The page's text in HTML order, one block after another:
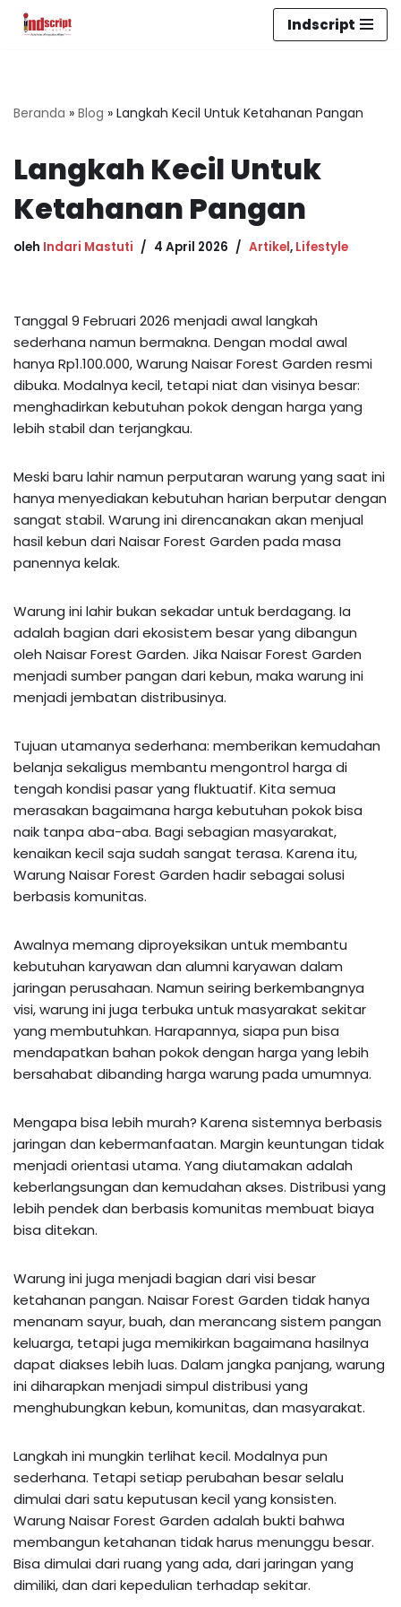
Indscript
Beranda » Blog » Langkah Kecil Untuk Ketahanan Pangan
Langkah Kecil Untuk
Ketahanan Pangan
oleh Indari Mastuti 4 April 2026 Artikel, Lifestyle
Tanggal 9 Februari 2026 menjadi awal langkah
sederhana namun bermakna. Dengan modal awal
hanya Rp1.100.000, Warung Naisar Forest Garden resmi
dibuka. Modalnya kecil, tetapi niat dan visinya besar:
menghadirkan kebutuhan pokok dengan harga yang
lebih stabil dan terjangkau.
Meski baru lahir namun perputaran warung yang saat ini
hanya menyediakan kebutuhan harian berputar dengan
sangat stabil. Warung ini direncanakan akan menjual
hasil kebun dari Naisar Forest Garden pada masa
panennya kelak.
Warung ini lahir bukan sekadar untuk berdagang. Ia
adalah bagian dari ekosistem besar yang dibangun
oleh Naisar Forest Garden. Jika Naisar Forest Garden
menjadi sumber pangan dari kebun, maka warung ini
menjadi jembatan distribusinya.
Tujuan utamanya sederhana: memberikan kemudahan
belanja sekaligus membantu mengontrol harga di
tengah kondisi pasar yang fluktuatif. Kita semua
merasakan bagaimana harga kebutuhan pokok bisa
naik tanpa aba-aba. Bagi sebagian masyarakat,
kenaikan kecil saja sudah sangat terasa. Karena itu,
Warung Naisar Forest Garden hadir sebagai solusi
berbasis komunitas.
Awalnya memang diproyeksikan untuk membantu
kebutuhan karyawan dan alumni karyawan dalam
jaringan perusahaan. Namun seiring berkembangnya
visi, warung ini juga terbuka untuk masyarakat sekitar
yang membutuhkan. Harapannya, siapa pun bisa
mendapatkan bahan pokok dengan harga yang lebih
bersahabat dibanding harga warung pada umumnya.
Mengapa bisa lebih murah? Karena sistemnya berbasis
jaringan dan kebermanfaatan. Margin keuntungan tidak
menjadi orientasi utama. Yang diutamakan adalah
keberlangsungan dan kemudahan akses. Distribusi yang
lebih pendek dan berbasis komunitas membuat biaya
bisa ditekan.
Warung ini juga menjadi bagian dari visi besar
ketahanan pangan. Naisar Forest Garden tidak hanya
menanam sayur, buah, dan merancang sistem pangan
keluarga, tetapi juga memikirkan bagaimana hasilnya
dapat diakses lebih luas. Dalam jangka panjang, warung
ini diharapkan menjadi simpul distribusi yang
menghubungkan kebun, komunitas, dan masyarakat.
Langkah ini mungkin terlihat kecil. Modalnya pun
sederhana. Tetapi setiap perubahan besar selalu
dimulai dari satu keputusan kecil yang konsisten.
Warung Naisar Forest Garden adalah bukti bahwa
membangun ketahanan tidak harus menunggu besar.
Bisa dimulai dari ruang yang ada, dari jaringan yang
dimiliki, dan dari kepedulian terhadap sekitar.